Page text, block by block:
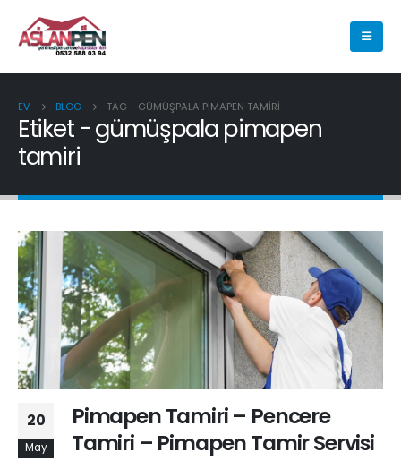
EV BLOG TAG - GÜMÜŞPALA PIMAPEN TAMIRI
Etiket - gümüşpala pimapen
tamiri
20
May
Pimapen Tamiri – Pencere
Tamiri – Pimapen Tamir Servisi